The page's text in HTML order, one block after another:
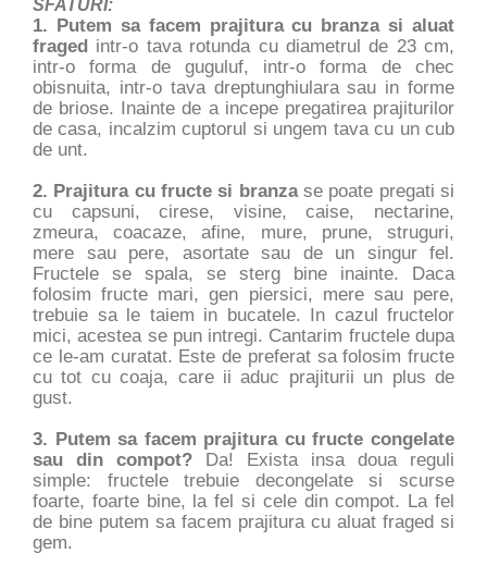
SFATURI:
1. Putem sa facem prajitura cu branza si aluat
fraged intr-o tava rotunda cu diametrul de 23 cm,
intr-o forma de guguluf, intr-o forma de chec
obisnuita, intr-o tava dreptunghiulara sau in forme
de briose. Inainte de a incepe pregatirea prajiturilor
de casa, incalzim cuptorul si ungem tava cu un cub
de unt.
2. Prajitura cu fructe si branzase poate pregati si
cu capsuni, cirese, visine, caise, nectarine,
zmeura, coacaze, afine, mure, prune, struguri,
mere sau pere, asortate sau de un singur fel.
Fructele se spala, se sterg bine inainte. Daca
folosim fructe mari, gen piersici, mere sau pere,
trebuie sa le taiem in bucatele. In cazul fructelor
mici, acestea se pun intregi. Cantarim fructele dupa
ce le-am curatat. Este de preferat sa folosim fructe
cu tot cu coaja, care ii aduc prajiturii un plus de
gust.
3. Putem sa facem prajitura cu fructe congelate
sau din compot? Da! Exista insa doua reguli
simple: fructele trebuie decongelate si scurse
foarte, foarte bine, la fel si cele din compot. La fel
de bine putem sa facem prajitura cu aluat fraged si
gem.